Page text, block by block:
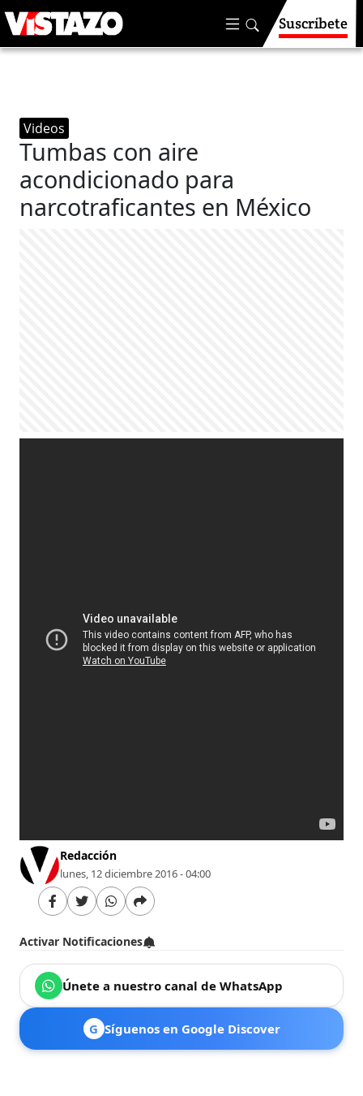
Suscríbete
Videos
Tumbas con aire
acondicionado para
narcotraficantes en México
Redacción
lunes, 12 diciembre 2016 - 04:00
Activar Notificaciones
Únete a nuestro canal de WhatsApp
G Síguenos en Google Discover